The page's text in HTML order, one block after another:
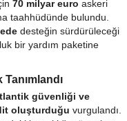
70 milyar euro askeri
taahhüdünde bulundu.
desteğin sürdürüleceği
bir yardım paketine
güvenliği ve
oluşturduğu vurgulandı.